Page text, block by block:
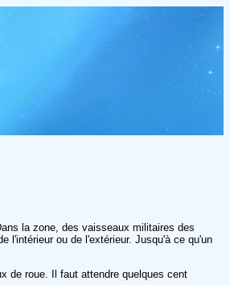
la zone, des vaisseaux militaires des
l'intérieur ou de l'extérieur. Jusqu'à ce qu'un
de roue. Il faut attendre quelques cent